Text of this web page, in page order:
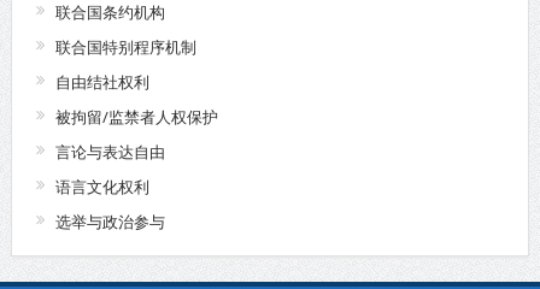
联合国条约机构
联合国特别程序机制
自由结社权利
被拘留/监禁者人权保护
言论与表达自由
语言文化权利
选举与政治参与